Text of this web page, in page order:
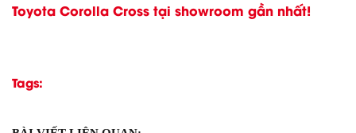
Toyota Corolla Cross tại showroom gần nhất!
Tags: